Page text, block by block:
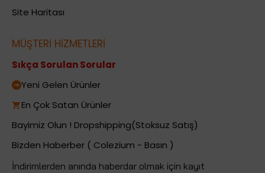
Site Haritası
MÜŞTERİ HİZMETLERİ
Sıkça Sorulan Sorular
Yeni Gelen Ürünler
En Çok Satan Ürünler
Bayimiz Olun ! Dropshipping(Stoksuz Satış)
Bizden Haberber ( Colezium - Basın )
İndirimlerden anında haberdar olmak için kayıt